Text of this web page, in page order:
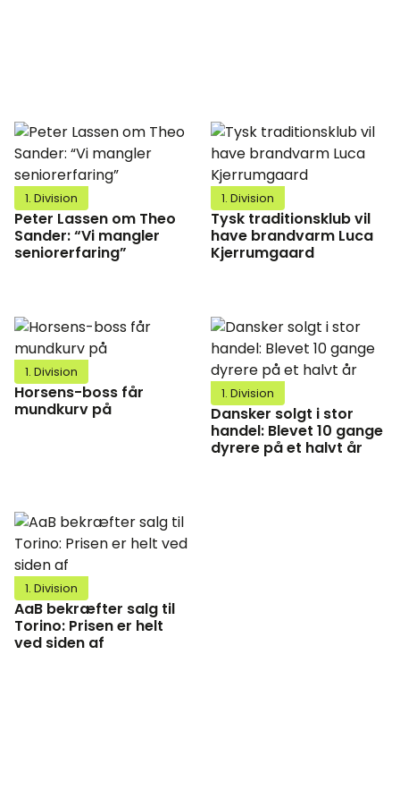
1. Division
Peter Lassen om Theo
Sander: “Vi mangler
seniorerfaring”
1. Division
Tysk traditionsklub vil
have brandvarm Luca
Kjerrumgaard
1. Division
Horsens-boss får
mundkurv på
1. Division
Dansker solgt i stor
handel: Blevet 10 gange
dyrere på et halvt år
1. Division
AaB bekræfter salg til
Torino: Prisen er helt
ved siden af